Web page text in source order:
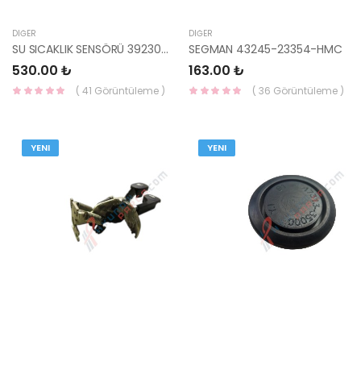
DIĞER
SU SICAKLIK SENSÖRÜ 39230-42000-HMC
530.00 ₺
( 41 Görüntüleme )
DIĞER
SEGMAN 43245-23354-HMC
163.00 ₺
( 36 Görüntüleme )
YENI YENI